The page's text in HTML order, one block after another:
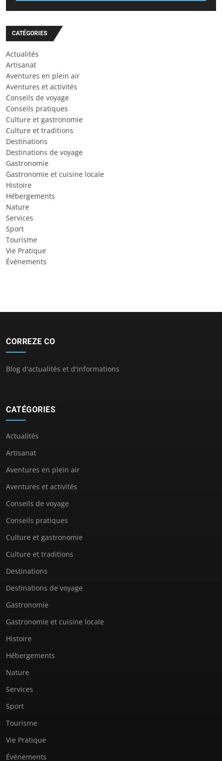
CATÉGORIES
Actualités
Artisanat
Aventures en plein air
Aventures et activités
Conseils de voyage
Conseils pratiques
Culture et gastronomie
Culture et traditions
Destinations
Destinations de voyage
Gastronomie
Gastronomie et cuisine locale
Histoire
Hébergements
Nature
Services
Sport
Tourisme
Vie Pratique
Événements
CORREZE CO
Blog d'actualités et d'informations
CATÉGORIES
Actualités
Artisanat
Aventures en plein air
Aventures et activités
Conseils de voyage
Conseils pratiques
Culture et gastronomie
Culture et traditions
Destinations
Destinations de voyage
Gastronomie
Gastronomie et cuisine locale
Histoire
Hébergements
Nature
Services
Sport
Tourisme
Vie Pratique
Événements